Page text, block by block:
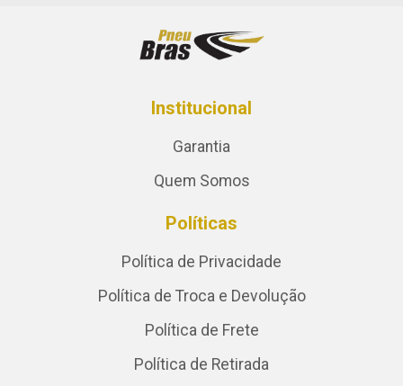
Institucional
Garantia
Quem Somos
Políticas
Política de Privacidade
Política de Troca e Devolução
Política de Frete
Política de Retirada